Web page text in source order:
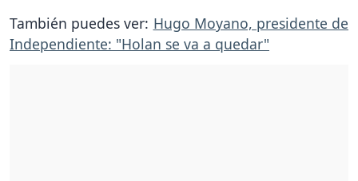
También puedes ver: Hugo Moyano, presidente de
Independiente: "Holan se va a quedar"